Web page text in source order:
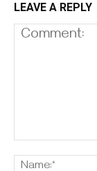
LEAVE A REPLY